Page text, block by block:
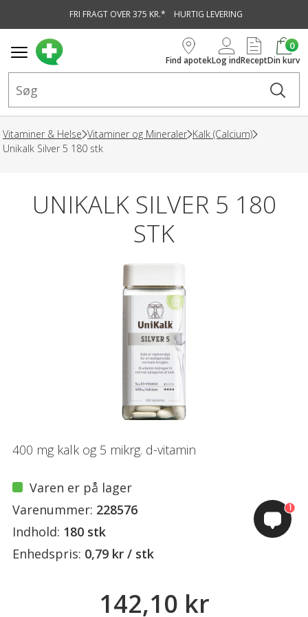
FRI FRAGT OVER 375 KR.* HURTIG LEVERING
Find apotekLog indRecept
0
Din kurv
Vitaminer & Helse Vitaminer og Mineraler Kalk (Calcium)
Unikalk Silver 5 180 stk
UNIKALK SILVER 5 180
STK
400 mg kalk og 5 mikrg. d-vitamin
Varen er på lager
Varenummer: 228576
Indhold: 180 stk
Enhedspris: 0,79 kr / stk
142,10 kr
1